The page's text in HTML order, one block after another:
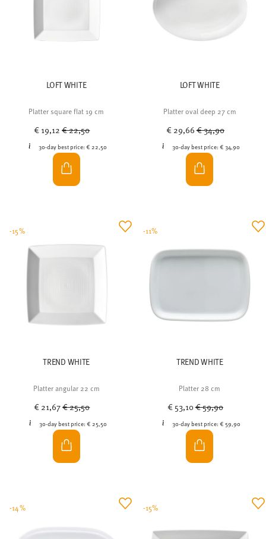
LOFT WHITE
Platter square flat 19 cm
€ 19,12Price reduced from
€ 22,50
30-day best price:€ 22,50
LOFT WHITE
Platter oval deep 27 cm
€ 29,66Price reduced from
€ 34,90
30-day best price:€ 34,90
TREND WHITE
Platter angular 22 cm
€ 21,67Price reduced from
€ 25,50
30-day best price: € 25,50
-15%
TREND WHITE
Platter 28 cm
€ 53,10Price reduced from
€ 59,90
30-day best price: € 59,90
-11%
-14% -15%